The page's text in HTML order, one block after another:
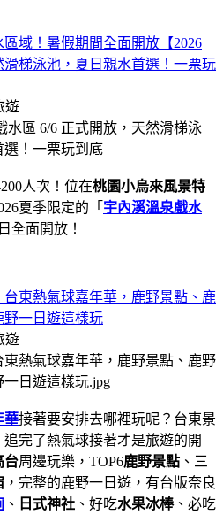
域！暑假期間全面開放【2026
梯泳池，夏日親水首選！一票玩
遊
人次！位在桃園小烏來風景特
夏季限定的「 宇內溪溫泉戲水
全面開放！
東熱氣球嘉年華，鹿野景點、鹿
野一日遊這樣玩
遊
華接著要安排去哪裡玩呢？台東景
完了熱氣球接著才是旅遊的開
台周邊玩樂，TOP6鹿野景點 、三
，完整的鹿野一日遊，有台版奈良
、 日式神社 、好吃水果冰棒、必吃